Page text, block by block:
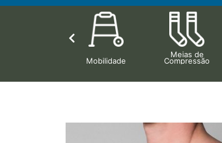
Mobilidade
Meias de
Compressão